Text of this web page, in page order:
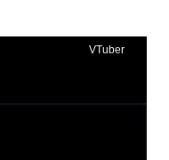
VTuber